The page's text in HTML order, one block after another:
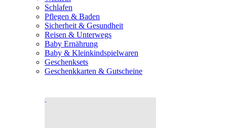
Schlafen
Pflegen & Baden
Sicherheit & Gesundheit
Reisen & Unterwegs
Baby Ernährung
Baby & Kleinkindspielwaren
Geschenksets
Geschenkkarten & Gutscheine